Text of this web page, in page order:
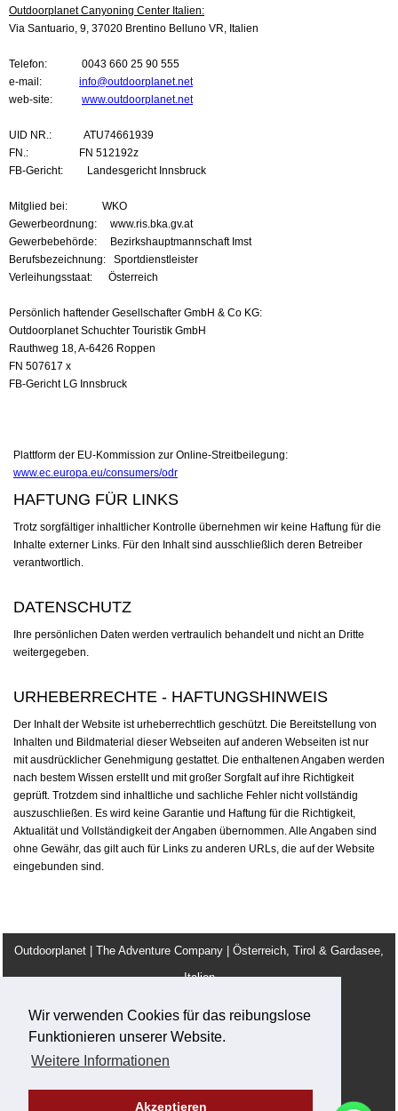
Wir verwenden Cookies für das reibungslose
Funktionieren unserer Website.
Weitere Informationen
Akzeptieren
Outdoorplanet Canyoning Center Italien:
Via Santuario, 9, 37020 Brentino Belluno VR, Italien
Telefon: 0043 660 25 90 555
e-mail: info@outdoorplanet.net
web-site: www.outdoorplanet.net
UID NR.: ATU74661939
FN.: FN 512192z
FB-Gericht: Landesgericht Innsbruck
Mitglied bei: WKO
Gewerbeordnung: www.ris.bka.gv.at
Gewerbebehörde: Bezirkshauptmannschaft Imst
Berufsbezeichnung: Sportdienstleister
Verleihungsstaat: Österreich
Persönlich haftender Gesellschafter GmbH & Co KG:
Outdoorplanet Schuchter Touristik GmbH
Rauthweg 18, A-6426 Roppen
FN 507617 x
FB-Gericht LG Innsbruck
Plattform der EU-Kommission zur Online-Streitbeilegung:
www.ec.europa.eu/consumers/odr
HAFTUNG FÜR LINKS
Trotz sorgfältiger inhaltlicher Kontrolle übernehmen wir keine Haftung für die
Inhalte externer Links. Für den Inhalt sind ausschließlich deren Betreiber
verantwortlich.
DATENSCHUTZ
Ihre persönlichen Daten werden vertraulich behandelt und nicht an Dritte
weitergegeben.
URHEBERRECHTE - HAFTUNGSHINWEIS
Der Inhalt der Website ist urheberrechtlich geschützt. Die Bereitstellung von
Inhalten und Bildmaterial dieser Webseiten auf anderen Webseiten ist nur
mit ausdrücklicher Genehmigung gestattet. Die enthaltenen Angaben werden
nach bestem Wissen erstellt und mit großer Sorgfalt auf ihre Richtigkeit
geprüft. Trotzdem sind inhaltliche und sachliche Fehler nicht vollständig
auszuschließen. Es wird keine Garantie und Haftung für die Richtigkeit,
Aktualität und Vollständigkeit der Angaben übernommen. Alle Angaben sind
ohne Gewähr, das gilt auch für Links zu anderen URLs, die auf der Website
eingebunden sind.
Outdoorplanet | The Adventure Company | Österreich, Tirol & Gardasee,
Italien
Tel: + 43 660 2590555
Team AGB Impressum